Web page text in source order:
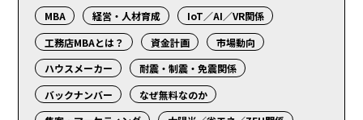
MBA 経営・人材育成
IoT／AI／VR関係
工務店MBAとは？
資金計画
市場動向
ハウスメーカー
耐震・制震・免震関係
バックナンバー
なぜ無料なのか